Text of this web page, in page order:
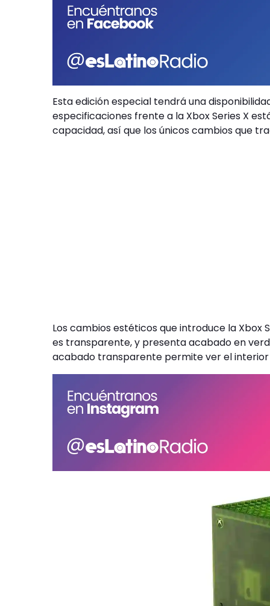
Esta edición especial tendrá una
especificaciones frente a la Xbox Series X
capacidad, así que los únicos cambios que
Los cambios estéticos que introduce la Xbox
es transparente, y presenta acabado en
acabado transparente permite ver el interior